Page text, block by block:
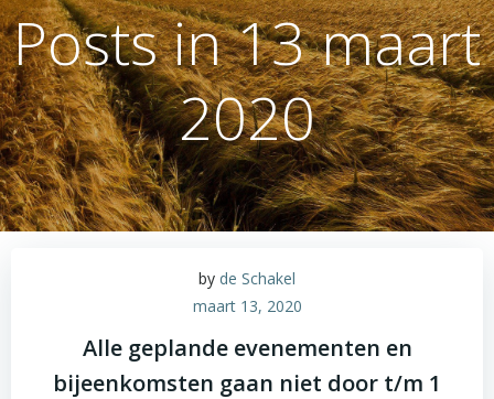
Posts in 13 maart
2020
by de Schakel
maart 13, 2020
Alle geplande evenementen en
bijeenkomsten gaan niet door t/m 1